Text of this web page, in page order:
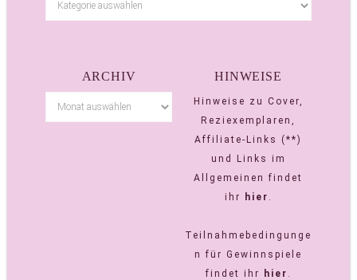
ARCHIV HINWEISE
Hinweise zu Cover,
Reziexemplaren,
Affiliate-Links (**)
und Links im
Allgemeinen findet
ihr
hier .
Teilnahmebedingunge
n für Gewinnspiele
findet ihr
hier .